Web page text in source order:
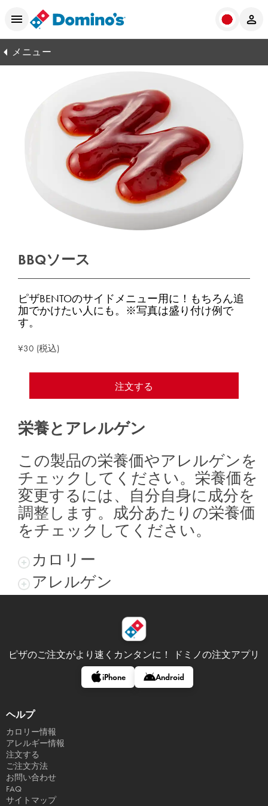
メニュー
BBQソース
ピザBENTOのサイドメニュー用に！もちろん追
加でかけたい人にも。※写真は盛り付け例で
す。
¥30 (税込)
注文する
栄養とアレルゲン
この製品の栄養価やアレルゲンを
チェックしてください。栄養価を
変更するには、自分自身に成分を
調整します。成分あたりの栄養価
をチェックしてください。
カロリー
アレルゲン
ピザのご注文がより速くカンタンに！ ドミノの注文アプリ
iPhone Android
ヘルプ
カロリー情報
アレルギー情報
注文する
ご注文方法
お問い合わせ
FAQ
サイトマップ